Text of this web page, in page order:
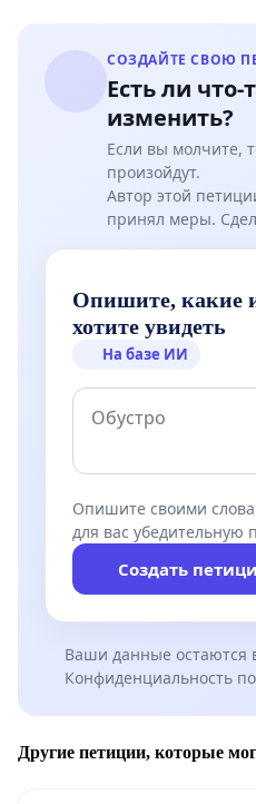
СОЗДАЙТЕ СВОЮ
Есть ли что-
изменить?
Если вы молчите,
произойдут.
Автор этой
принял меры.
Опишите, какие
хотите увидеть
На базе ИИ
Опишите своими
для вас убедительную
Создать
Ваши данные остаются
Конфиденциальность
Другие петиции, которые